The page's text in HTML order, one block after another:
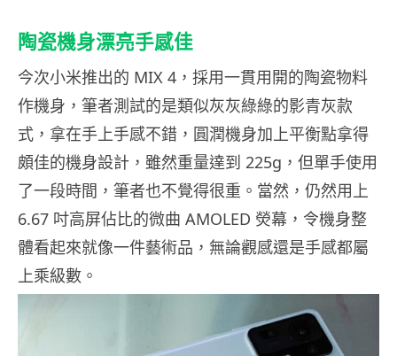
陶瓷機身漂亮手感佳
今次小米推出的 MIX 4，採用一貫用開的陶瓷物料
作機身，筆者測試的是類似灰灰綠綠的影青灰款
式，拿在手上手感不錯，圓潤機身加上平衡點拿得
頗佳的機身設計，雖然重量達到 225g，但單手使用
了一段時間，筆者也不覺得很重。當然，仍然用上
6.67 吋高屏佔比的微曲 AMOLED 熒幕，令機身整
體看起來就像一件藝術品，無論觀感還是手感都屬
上乘級數。